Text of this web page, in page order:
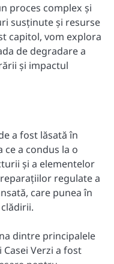
proces complex și
susținute și resurse
capitol, vom explora
de degradare a
și impactul
a fost lăsată în
a condus la o
și a elementelor
regulate a
care punea în
dintre principalele
Verzi a fost